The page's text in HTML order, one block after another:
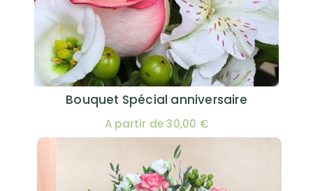
Bouquet Spécial anniversaire
A partir de 30,00 €